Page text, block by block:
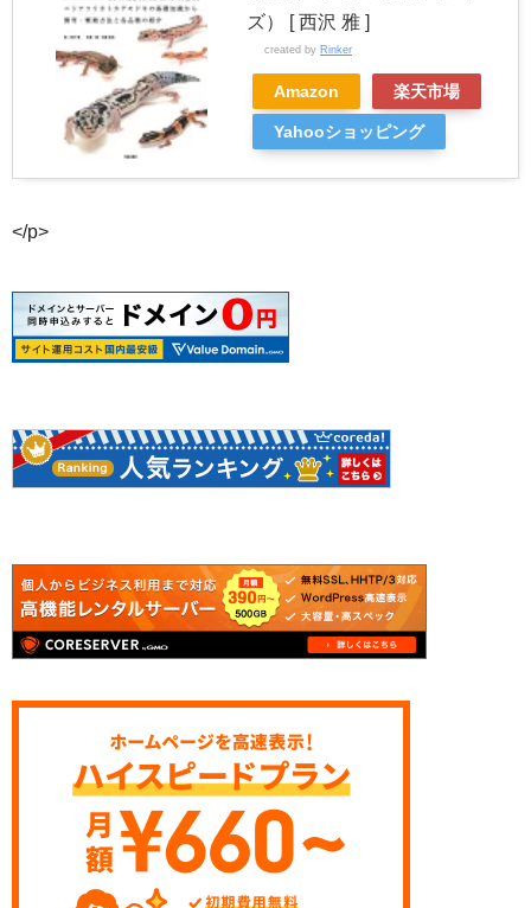
ズ） [ 西沢 雅 ]
created by Rinker
Amazon 楽天市場
Yahooショッピング
</p>